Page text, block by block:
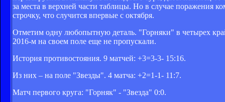
за места в верхней части таблицы. Но в случае поражения
строчку, что случится впервые с октября.
Отметим одну любопытную деталь. "Горняки" в четырех
2016-м на своем поле еще не пропускали.
История противостояния. 9 матчей: +3=3-3- 15:16.
Из них – на поле "Звезды". 4 матча: +2=1-1- 11:7.
Матч первого круга: "Горняк" - "Звезда" 0:0.